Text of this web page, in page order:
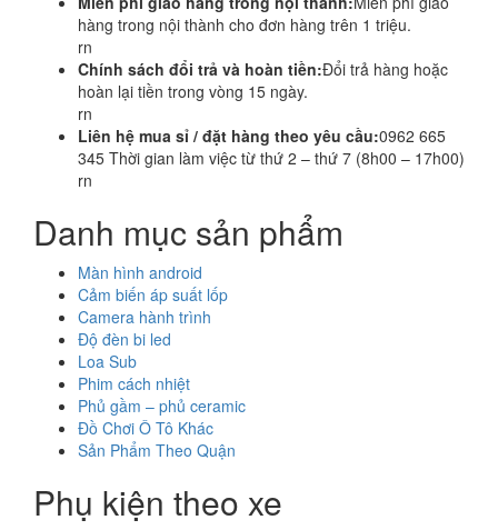
hàng trong nội thành cho đơn hàng trên 1 triệu.
rn
Chính sách đổi trả và hoàn tiền:Đổi trả hàng hoặc
hoàn lại tiền trong vòng 15 ngày.
rn
Liên hệ mua sỉ / đặt hàng theo yêu cầu:0962 665
345 Thời gian làm việc từ thứ 2 – thứ 7 (8h00 – 17h00)
rn
Danh mục sản phẩm
Màn hình android
Cảm biến áp suất lốp
Camera hành trình
Độ đèn bi led
Loa Sub
Phim cách nhiệt
Phủ gầm – phủ ceramic
Đồ Chơi Ô Tô Khác
Sản Phẩm Theo Quận
Phụ kiện theo xe